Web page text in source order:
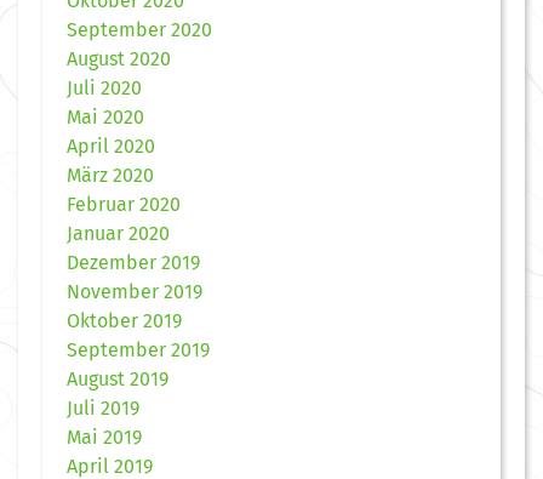
September 2020
August 2020
Juli 2020
Mai 2020
April 2020
März 2020
Februar 2020
Januar 2020
Dezember 2019
November 2019
Oktober 2019
September 2019
August 2019
Juli 2019
Mai 2019
April 2019